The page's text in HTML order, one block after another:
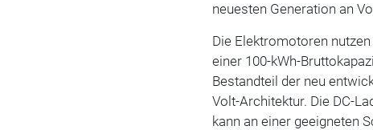
neuesten Generation an
Die Elektromotoren
einer 100-kWh-
Bestandteil der neu
Volt-Architektur. Die DC-
kann an einer geeigneten